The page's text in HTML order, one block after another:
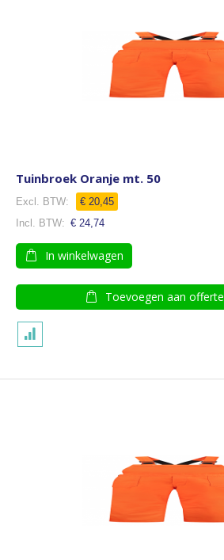
Tuinbroek Oranje mt. 50
€ 20,45
€ 24,74
In winkelwagen
Toevoegen aan offerte